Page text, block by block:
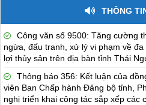
THÔNG
Công văn số 9500: Tăng cường
ngừa, đấu tranh, xử lý vi phạm về
lợi thủy sản trên địa bàn tỉnh Thái
Thông báo 356: Kết luận của
viên Ban Chấp hành Đảng bộ tỉnh,
nghị triển khai công tác sắp xếp các